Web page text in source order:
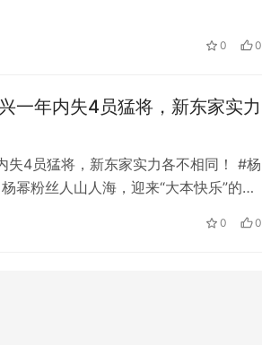
又围着一辆等红灯的红色小轿车转
0 0
一年内失4员猛将，新东家实力
失4员猛将，新东家实力各不相同！ #杨
幂粉丝人山人海，迎来“大本快乐”的好
成为独立门户。杨幂写道:有过去，各
几年风雨同舟，共同成长，感恩。祝以
0 0